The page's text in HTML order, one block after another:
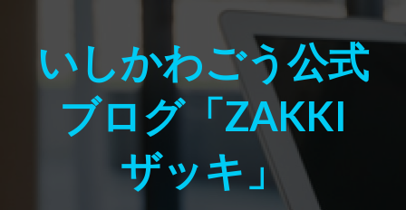
contentいしかわごう公式
ブログ「ZAKKI
ザッキ」